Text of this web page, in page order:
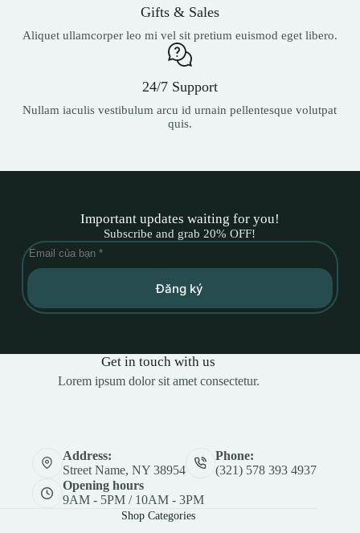
Gifts & Sales
Aliquet ullamcorper leo mi vel sit pretium euismod eget libero.
24/7 Support
Nullam iaculis vestibulum arcu id urnain pellentesque volutpat
quis.
Important updates waiting for you!
Subscribe and grab 20% OFF!
Đăng ký
Get in touch with us
Lorem ipsum dolor sit amet consectetur.
Address:
Street Name, NY 38954
Phone:
(321) 578 393 4937
Opening hours
9AM - 5PM / 10AM - 3PM
Shop Categories